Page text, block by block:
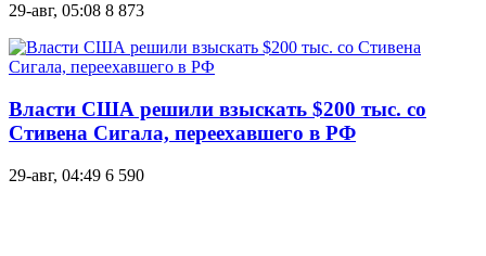
29-авг, 05:08 8 873
Власти США решили взыскать $200 тыс. со
Стивена Сигала, переехавшего в РФ
29-авг, 04:49 6 590